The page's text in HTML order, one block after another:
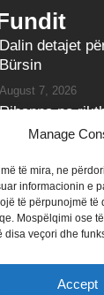
Manage
të mira, ne
informacionin e
të përpunojmë të
Mospëlqimi ose
disa veçori dhe
Accept
Dalin detajet
Bürsin
August 7, 2026
Rihanna po
partneri i